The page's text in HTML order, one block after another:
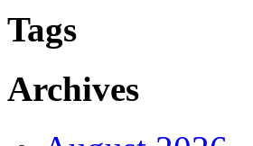
Tags
Archives